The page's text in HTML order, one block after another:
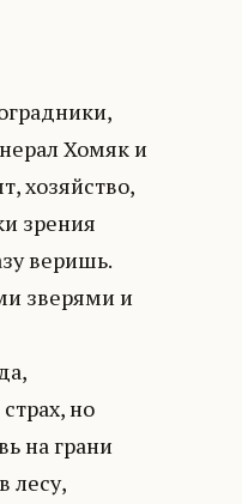
Хомяк и
хозяйство,
зрения
веришь.
зверями и
но
на грани
лесу,